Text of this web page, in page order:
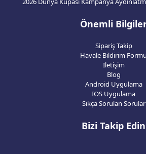
Önemli
Sipariş Takip
Havale Bildirim Formu
İletişim
Blog
Android Uygulama
IOS Uygulama
Sıkça Sorulan Sorular
Bizi Takip Edin